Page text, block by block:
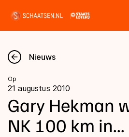
Nieuws
Kalender
Disciplines
Nieuws
Op
21 augustus 2010
Gary Hekman
NK 100 km in...